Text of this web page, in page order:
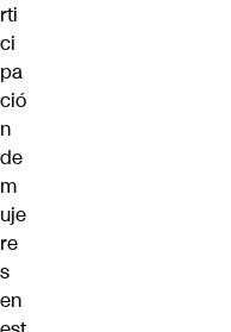
rti
ci
pa
ció
n
de
m
uje
re
s
en